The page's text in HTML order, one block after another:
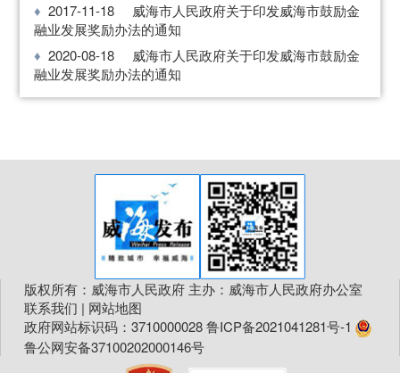
2017-11-18
威海市人民政府关于印发威海市鼓励金
融业发展奖励办法的通知
2020-08-18
威海市人民政府关于印发威海市鼓励金
融业发展奖励办法的通知
版权所有：威海市人民政府 主办：威海市人民政府办公室
联系我们 | 网站地图
政府网站标识码：3710000028鲁ICP备2021041281号-1
鲁公网安备37100202000146号